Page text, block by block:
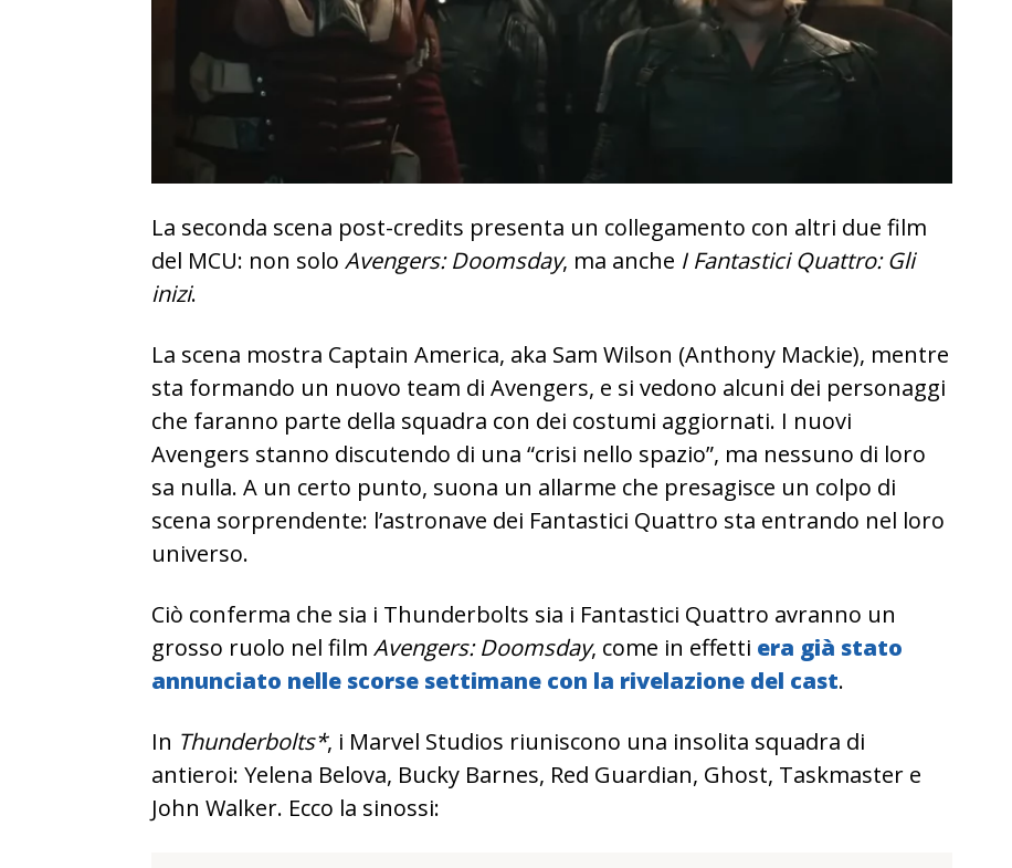
La seconda scena post-credits presenta un collegamento con altri due film
del MCU: non solo Avengers: Doomsday, ma anche I Fantastici Quattro: Gli
inizi.
La scena mostra Captain America, aka Sam Wilson (Anthony Mackie), mentre
sta formando un nuovo team di Avengers, e si vedono alcuni dei personaggi
che faranno parte della squadra con dei costumi aggiornati. I nuovi
Avengers stanno discutendo di una “crisi nello spazio”, ma nessuno di loro
sa nulla. A un certo punto, suona un allarme che presagisce un colpo di
scena sorprendente: l’astronave dei Fantastici Quattro sta entrando nel loro
universo.
Ciò conferma che sia i Thunderbolts sia i Fantastici Quattro avranno un
grosso ruolo nel film Avengers: Doomsday, come in effetti era già stato
annunciato nelle scorse settimane con la rivelazione del cast.
In Thunderbolts*, i Marvel Studios riuniscono una insolita squadra di
antieroi: Yelena Belova, Bucky Barnes, Red Guardian, Ghost, Taskmaster e
John Walker. Ecco la sinossi: